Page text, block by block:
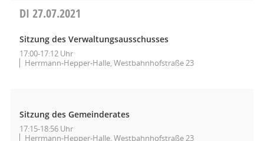
DI 27.07.2021
Sitzung des Verwaltungsausschusses
17:00-17:12 Uhr
Herrmann-Hepper-Halle, Westbahnhofstraße 23
Sitzung des Gemeinderates
17:15-18:56 Uhr
Herrmann-Hepper-Halle, Westbahnhofstraße 23